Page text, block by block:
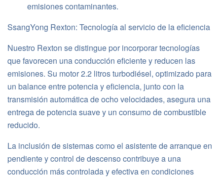
emisiones contaminantes.
SsangYong Rexton: Tecnología al servicio de la eficiencia
Nuestro Rexton se distingue por incorporar tecnologías
que favorecen una conducción eficiente y reducen las
emisiones. Su motor 2.2 litros turbodiésel, optimizado para
un balance entre potencia y eficiencia, junto con la
transmisión automática de ocho velocidades, asegura una
entrega de potencia suave y un consumo de combustible
reducido.
La inclusión de sistemas como el asistente de arranque en
pendiente y control de descenso contribuye a una
conducción más controlada y efectiva en condiciones